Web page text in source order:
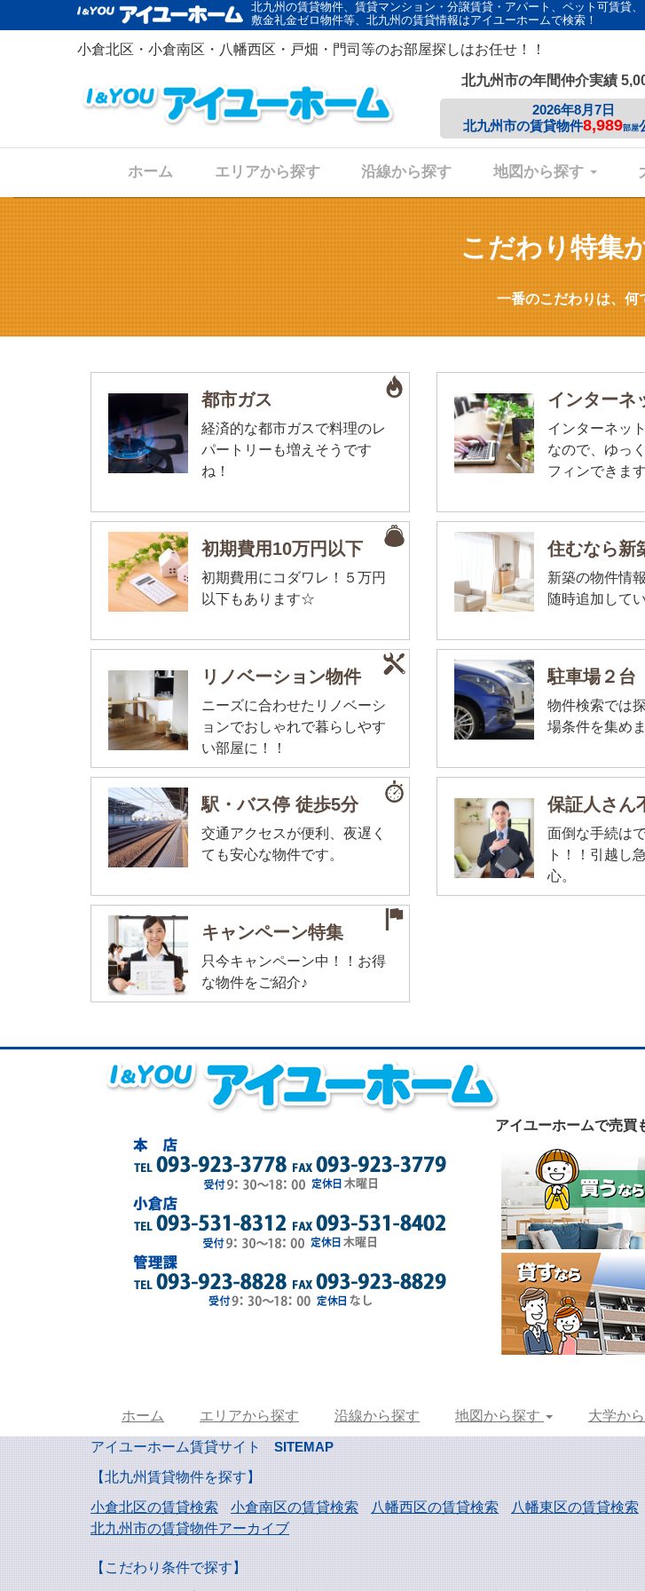
北九州の賃貸物件、賃貸マンション・分譲賃貸・アパート、ペット可賃貸、
敷金礼金ゼロ物件等、北九州の賃貸情報はアイユーホームで検索！
小倉北区・小倉南区・八幡西区・戸畑・門司等のお部屋探しはお任せ！！
北九州市の年間仲介実績
2026年8月7日
北九州市の賃貸物件8,989部屋
ホーム エリアから探す 沿線から探す 地図から探す
こだわり特集
一番のこだわりは、何
都市ガス
経済的な都市ガスで料理のレ
パートリーも増えそうです
ね！
インターネ
インターネッ
なので、ゆっ
フィンできます
初期費用10万円以下
初期費用にコダワレ！５万円
以下もあります☆
住むなら新
新築の物件情
随時追加して
リノベーション物件
ニーズに合わせたリノベーシ
ョンでおしゃれで暮らしやす
い部屋に！！
駐車場２台
物件検索では
場条件を集め
駅・バス停 徒歩5分
交通アクセスが便利、夜遅く
ても安心な物件です。
保証人さん
面倒な手続は
ト！！引越し
心。
キャンペーン特集
只今キャンペーン中！！お得
な物件をご紹介♪
アイユーホームで売買
ホーム エリアから探す 沿線から探す 地図から探す 大学か
アイユーホーム賃貸サイト
SITEMAP
【北九州賃貸物件を探す】
小倉北区の賃貸検索
小倉南区の賃貸検索 八幡西区の賃貸検索 八幡東区の賃貸検索
北九州市の賃貸物件アーカイブ
【こだわり条件で探す】